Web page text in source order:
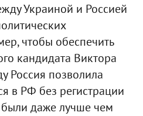
Украиной и Россией
чтобы обеспечить
кандидата Виктора
Россия позволила
в РФ без регистрации
даже лучше чем